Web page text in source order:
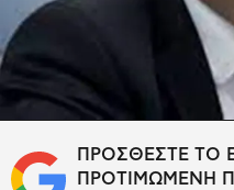
ΠΡΟΣΘΕΣΤΕ ΤΟ
ΠΡΟΤΙΜΩΜΕΝΗ